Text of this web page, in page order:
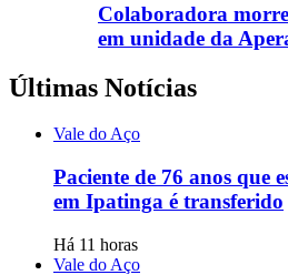
Colaboradora
em unidade da
Últimas Notícias
Vale do Aço
Paciente de 76 anos que
em Ipatinga é transferido
Há 11 horas
Vale do Aço